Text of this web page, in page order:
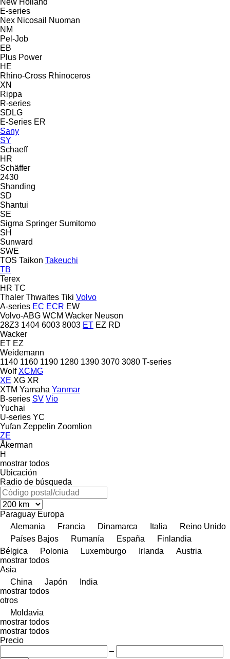
E-series
Nex Nicosail
Nuoman
NM
Pel-Job
EB
Plus Power
HE
Rhino-Cross Rhinoceros
XN
Rippa
R-series
SDLG
E-Series ER
Sany
SY
Schaeff
HR
Schäffer
2430
Shanding
SD
Shantui
SE
Sigma Springer Sumitomo
SH
Sunward
SWE
TOS Taikon Takeuchi
TB
Terex
HR TC
Thaler Thwaites Tiki Volvo
A-series EC ECR EW
Volvo-ABG WCM Wacker Neuson
28Z3 1404 6003 8003 ET EZ RD
Wacker
ET EZ
Weidemann
1140 1160 1190 1280 1390 3070 3080 T-series
Wolf XCMG
XE XG XR
XTM Yamaha Yanmar
B-series SV Vio
Yuchai
U-series YC
Yufan Zeppelin Zoomlion
ZE
Åkerman
H
mostrar todos
Ubicación
Radio de búsqueda
Paraguay Europa
Alemania
Francia Dinamarca Italia
Reino Unido
Países Bajos
Rumanía España
Finlandia
Bélgica
Polonia Luxemburgo Irlanda
Austria
mostrar todos
Asia
China
Japón
India
mostrar todos
otros
Moldavia
mostrar todos
mostrar todos
Precio
–